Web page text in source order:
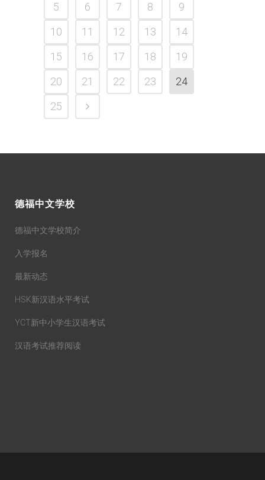
5
6 7 8
9
10
11 12 13
14
15
16 17 18
19
20
21 22 23
24
25
德福中文学校
德福中文学校简介
入学报名
最新动态
HSK新汉语水平考试
YCT新中小学生汉语考试
汉语考试推荐阅读